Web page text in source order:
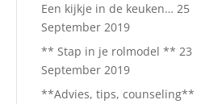
Een kijkje in de keuken… 25
September 2019
** Stap in je rolmodel ** 23
September 2019
**Advies, tips, counseling**